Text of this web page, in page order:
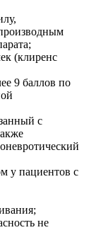
(клиренс
9 баллов по
с
у пациентов с
не